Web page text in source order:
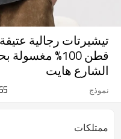
تيشيرتات رجالية
قطن 100%
الشارع هايت
نموذج
ممتلكات